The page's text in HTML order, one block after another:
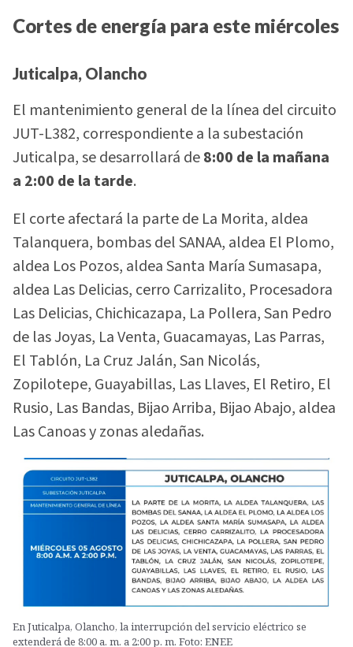
Cortes de energía para este miércoles
Juticalpa, Olancho
El mantenimiento general de la línea del circuito
JUT-L382, correspondiente a la subestación
Juticalpa, se desarrollará de8:00 de la mañana
a 2:00 de la tarde.
El corte afectará la parte de La Morita, aldea
Talanquera, bombas del SANAA, aldea El Plomo,
aldea Los Pozos, aldea Santa María Sumasapa,
aldea Las Delicias, cerro Carrizalito, Procesadora
Las Delicias, Chichicazapa, La Pollera, San Pedro
de las Joyas, La Venta, Guacamayas, Las Parras,
El Tablón, La Cruz Jalán, San Nicolás,
Zopilotepe, Guayabillas, Las Llaves, El Retiro, El
Rusio, Las Bandas, Bijao Arriba, Bijao Abajo, aldea
Las Canoas y zonas aledañas.
En Juticalpa, Olancho, la interrupción del servicio eléctrico se
extenderá de 8:00 a. m. a 2:00 p. m. Foto: ENEE